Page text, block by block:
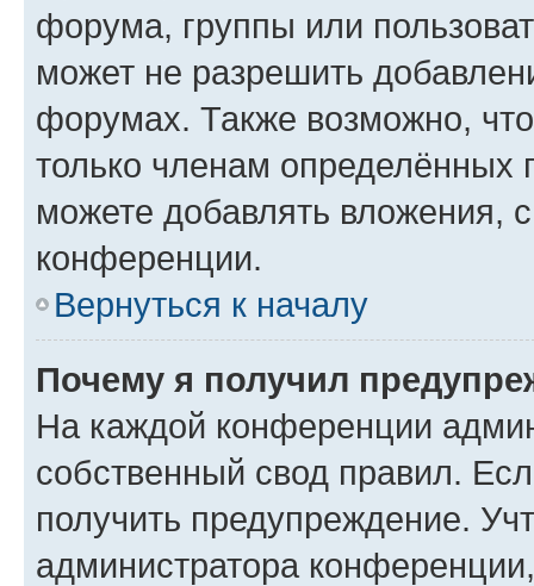
форума, группы или
может не разрешить
форумах. Также возможно,
только членам определённых
можете добавлять вложения,
конференции.
Вернуться к началу
Почему я получил
На каждой конференции
собственный свод правил.
получить предупреждение.
администратора